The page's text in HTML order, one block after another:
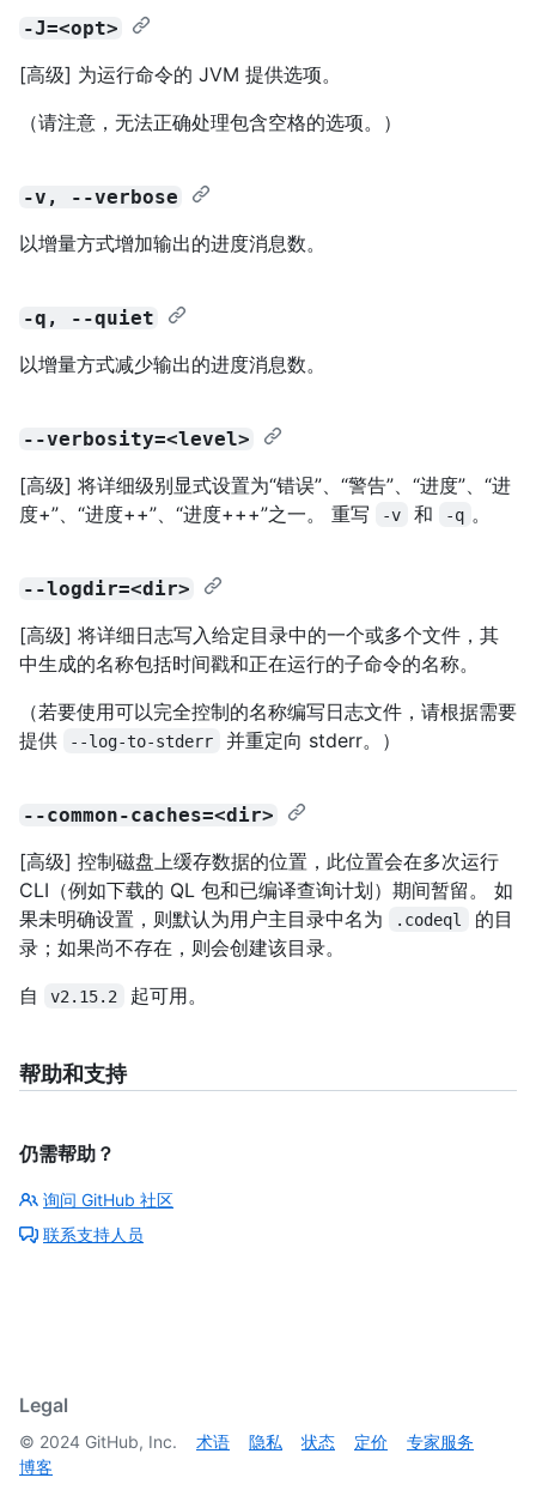
-J=<opt>
[高级] 为运行命令的 JVM 提供选项。
（请注意，无法正确处理包含空格的选项。）
-v, --verbose
以增量方式增加输出的进度消息数。
-q, --quiet
以增量方式减少输出的进度消息数。
--verbosity=<level>
[高级] 将详细级别显式设置为“错误”、“警告”、“进度”、“进
度+”、“进度++”、“进度+++”之一。 重写
-v 和 -q 。
--logdir=<dir>
[高级] 将详细日志写入给定目录中的一个或多个文件，其
中生成的名称包括时间戳和正在运行的子命令的名称。
（若要使用可以完全控制的名称编写日志文件，请根据需要
提供
--log-to-stderr 并重定向 stderr。）
--common-caches=<dir>
[高级] 控制磁盘上缓存数据的位置，此位置会在多次运行
CLI（例如下载的 QL 包和已编译查询计划）期间暂留。 如
果未明确设置，则默认为用户主目录中名为
.codeql
的目
录；如果尚不存在，则会创建该目录。
自
v2.15.2 起可用。
帮助和支持
仍需帮助？
询问 GitHub 社区
联系支持人员
Legal
© 2024 GitHub, Inc. 术语 隐私 状态 定价
专家服务
博客